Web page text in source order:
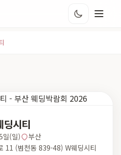
딩시티
일(일)
부산
11 (범천동 839-48) W웨딩시티